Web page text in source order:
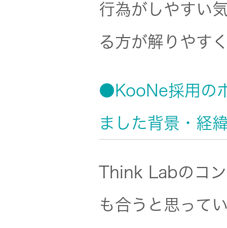
行為がしやすい
る方が解りやす
●KooNe採用の
ました背景・経
Think Labのコ
も合うと思って